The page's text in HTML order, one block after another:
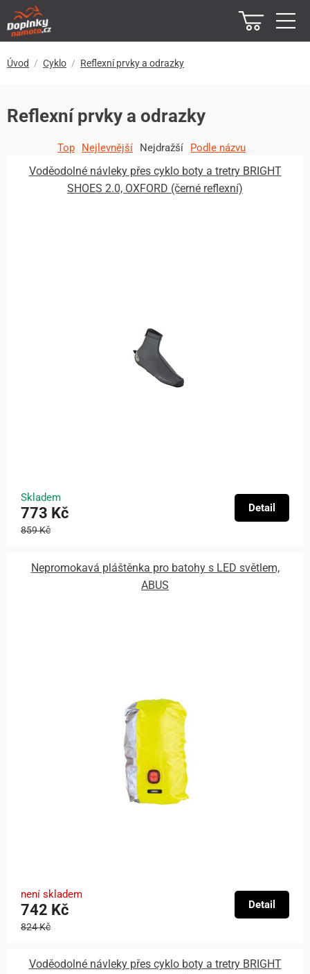
Úvod Cyklo Reflexní prvky a odrazky
Reflexní prvky a odrazky
Top Nejlevnější Nejdražší Podle názvu
Voděodolné návleky přes cyklo boty a tretry BRIGHT
SHOES 2.0, OXFORD (černé reflexní)
Skladem
773 Kč
859 Kč
Detail
Nepromokavá pláštěnka pro batohy s LED světlem,
ABUS
není skladem
742 Kč
824 Kč
Detail
Voděodolné návleky přes cyklo boty a tretry BRIGHT